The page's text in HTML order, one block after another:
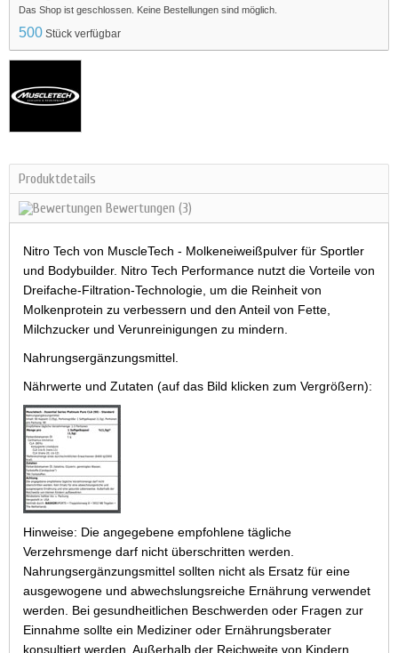
Das Shop ist geschlossen. Keine Bestellungen sind möglich.
500 Stück verfügbar
Produktdetails
Bewertungen (3)
Nitro Tech von MuscleTech - Molkeneiweißpulver für Sportler
und Bodybuilder. Nitro Tech Performance nutzt die Vorteile von
Dreifache-Filtration-Technologie, um die Reinheit von
Molkenprotein zu verbessern und den Anteil von Fette,
Milchzucker und Verunreinigungen zu mindern.
Nahrungsergänzungsmittel.
Nährwerte und Zutaten (auf das Bild klicken zum Vergrößern):
Hinweise: Die angegebene empfohlene tägliche
Verzehrsmenge darf nicht überschritten werden.
Nahrungsergänzungsmittel sollten nicht als Ersatz für eine
ausgewogene und abwechslungsreiche Ernährung verwendet
werden. Bei gesundheitlichen Beschwerden oder Fragen zur
Einnahme sollte ein Mediziner oder Ernährungsberater
konsultiert werden. Außerhalb der Reichweite von Kindern